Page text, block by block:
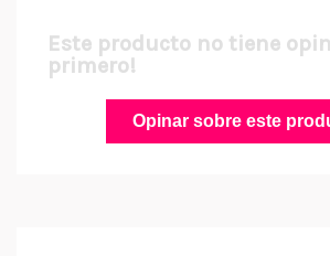
Este producto no tiene
primero!
Opinar sobre este